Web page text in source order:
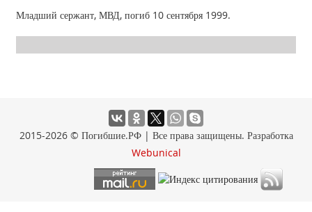
Младший сержант, МВД, погиб 10 сентября 1999.
2015-2026 © Погибшие.РФ | Все права защищены. Разработка
Webunical